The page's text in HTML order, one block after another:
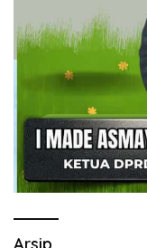
Arsip